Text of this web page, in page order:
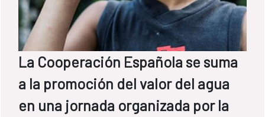
La Cooperación Española se suma
a la promoción del valor del agua
en una jornada organizada por la